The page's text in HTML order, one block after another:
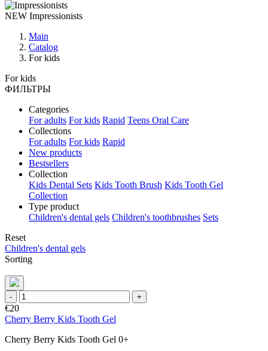
NEW Impressionists
Main
Catalog
For kids
For kids
ФИЛЬТРЫ
Categories
For adults For kids Rapid Teens Oral Care
Collections
For adults For kids Rapid
New products
Bestsellers
Collection
Kids Dental Sets Kids Tooth Brush Kids Tooth Gel
Collection
Type product
Children's dental gels Children's toothbrushes Sets
Reset
Children's dental gels
Sorting
- +
€20
Cherry Berry Kids Tooth Gel
Cherry Berry Kids Tooth Gel 0+